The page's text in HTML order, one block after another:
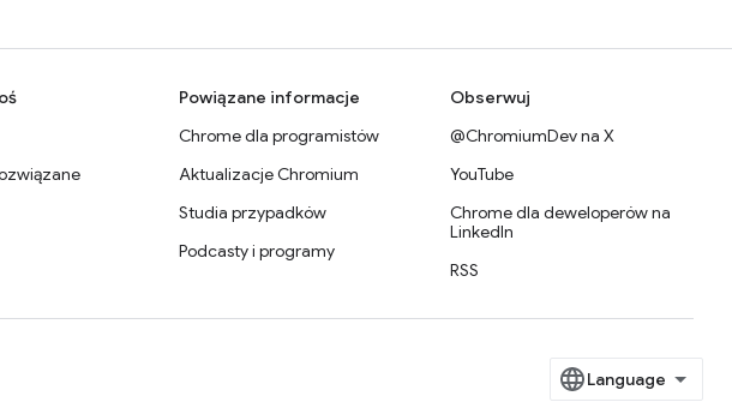
Powiązane informacje
Chrome dla programistów
Aktualizacje Chromium
Studia przypadków
Podcasty i programy
Obserwuj
@ChromiumDev na X
YouTube
Chrome dla deweloperów na
LinkedIn
RSS